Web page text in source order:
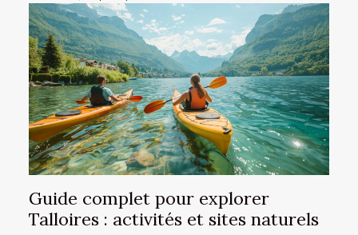
Guide complet pour explorer
Talloires : activités et sites naturels